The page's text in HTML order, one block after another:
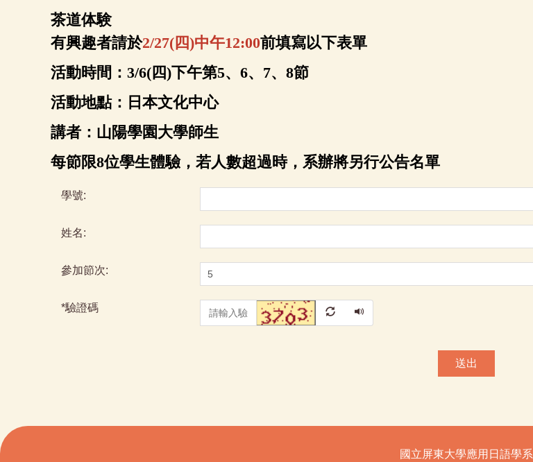
茶道体験
有興趣者請於2/27(四)中午12:00前填寫以下表單
活動時間：3/6(四)下午第5、6、7、8節
活動地點：日本文化中心
講者：山陽學園大學師生
每節限8位學生體驗，若人數超過時，系辦將另行公告名單
學號:
姓名:
參加節次:
*驗證碼
送出
國立屏東大學應用日語學系